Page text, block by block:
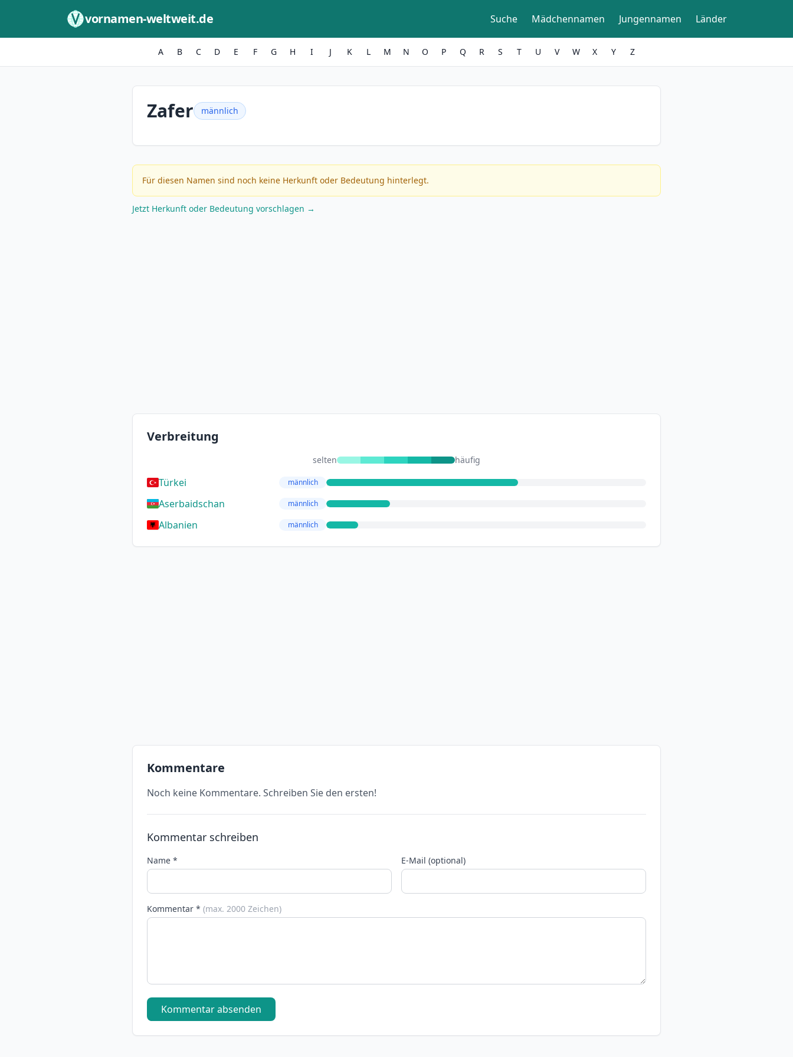
vornamen-weltweit.de Suche Mädchennamen Jungennamen Länder
A B C D E F G H I J K L M N O P Q R S T U V W X Y Z
Zafer männlich
Für diesen Namen sind noch keine Herkunft oder Bedeutung hinterlegt.
Jetzt Herkunft oder Bedeutung vorschlagen →
Verbreitung
selten häufig
Türkei männlich
Aserbaidschan männlich
Albanien männlich
Kommentare
Noch keine Kommentare. Schreiben Sie den ersten!
Kommentar schreiben
Name * E-Mail (optional)
Kommentar * (max. 2000 Zeichen)
Kommentar absenden